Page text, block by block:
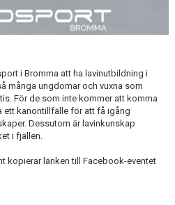
i Bromma att ha lavinutbildning i
många ungdomar och vuxna som
För de som inte kommer att komma
ett kanontillfälle för att få igång
Dessutom är lavinkunskap
i fjällen.
kopierar länken till Facebook-eventet